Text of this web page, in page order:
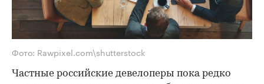
Фото: Rawpixel.com\shutterstock
Частные российские девелоперы пока редко